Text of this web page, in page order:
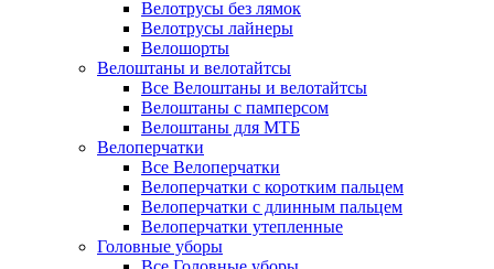
Велотрусы без лямок
Велотрусы лайнеры
Велошорты
Велоштаны и велотайтсы
Все Велоштаны и велотайтсы
Велоштаны с памперсом
Велоштаны для МТБ
Велоперчатки
Все Велоперчатки
Велоперчатки с коротким пальцем
Велоперчатки с длинным пальцем
Велоперчатки утепленные
Головные уборы